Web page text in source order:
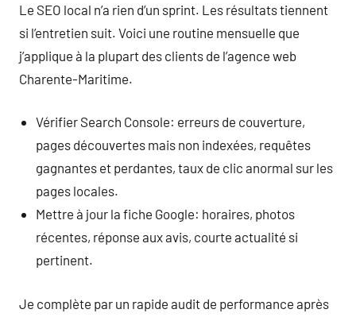
Le SEO local n’a rien d’un sprint. Les résultats tiennent
si l’entretien suit. Voici une routine mensuelle que
j’applique à la plupart des clients de l’agence web
Charente-Maritime.
Vérifier Search Console: erreurs de couverture,
pages découvertes mais non indexées, requêtes
gagnantes et perdantes, taux de clic anormal sur les
pages locales.
Mettre à jour la fiche Google: horaires, photos
récentes, réponse aux avis, courte actualité si
pertinent.
Je complète par un rapide audit de performance après